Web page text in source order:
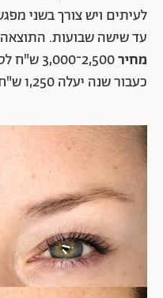
לעיתים ויש צורך בשני
עד שישה שבועות.
מחיר
כעבור שנה יעלה 1,250 ש"ח.